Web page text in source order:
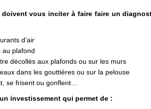
vous inciter à faire faire un
d’air
au plafond
décollés aux plafonds ou sur les murs
dans les gouttières ou sur la pelouse
se frisent ou gonflent…
investissement qui permet de :